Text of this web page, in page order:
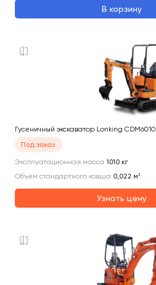
В корзину
Гусеничный экскаватор Lonking CDM6010
Под заказ
Эксплуатационная масса 1010 кг
Объем стандартного ковша 0,022 м³
Узнать цену